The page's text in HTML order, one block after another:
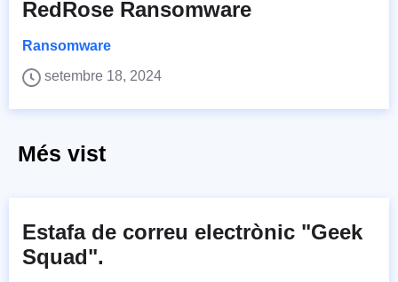
RedRose Ransomware
Ransomware
setembre 18, 2024
Més vist
Estafa de correu electrònic "Geek
Squad".